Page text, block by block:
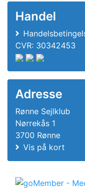
Handel
CVR: 30342453
Adresse
Rønne Sejlklub
Nørrekås 1
3700 Rønne
Vis på kort